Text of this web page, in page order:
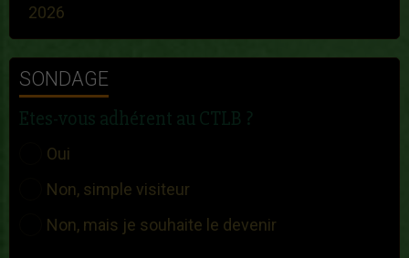
2026
SONDAGE
Etes-vous adhérent au CTLB ?
Oui
Non, simple visiteur
Non, mais je souhaite le devenir